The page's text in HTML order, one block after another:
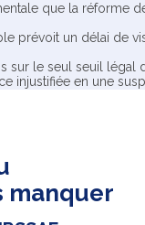
que la réforme
prévoit un délai de
sur le seul seuil légal
injustifiée en une
manquer